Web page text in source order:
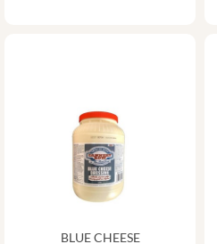
BLUE CHEESE